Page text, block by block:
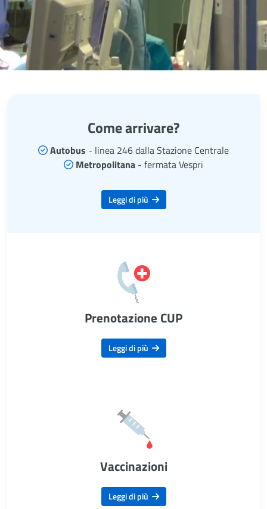
Come arrivare?
Autobus - linea 246 dalla Stazione Centrale
Metropolitana - fermata Vespri
Leggi di più
Prenotazione CUP
Leggi di più
Vaccinazioni
Leggi di più